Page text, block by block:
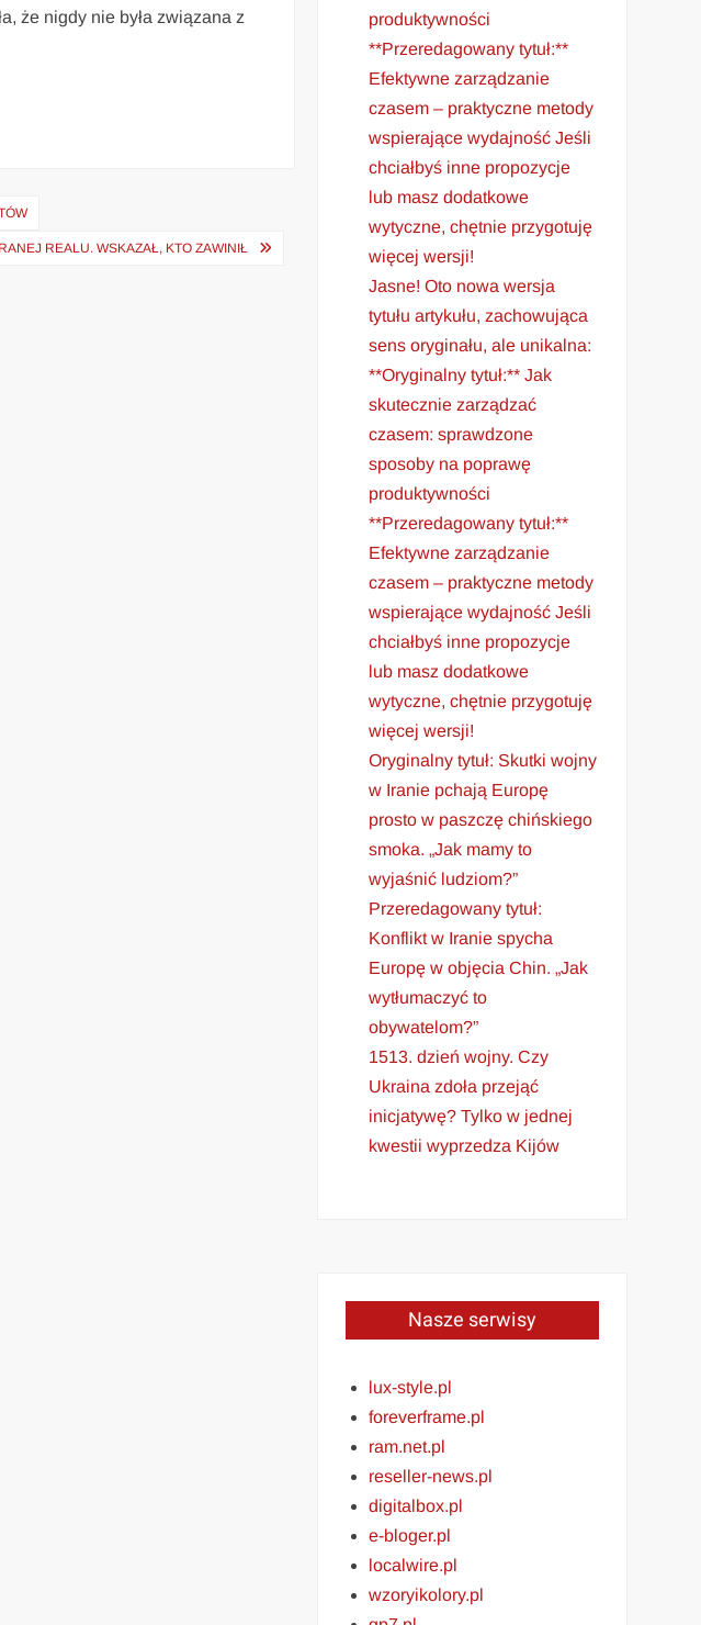
że nigdy nie była związana z
REALU. WSKAZAŁ, KTO ZAWINIŁ
produktywności
**Przeredagowany tytuł:**
Efektywne zarządzanie
czasem – praktyczne metody
wspierające wydajność Jeśli
chciałbyś inne propozycje
lub masz dodatkowe
wytyczne, chętnie przygotuję
więcej wersji!
Jasne! Oto nowa wersja
tytułu artykułu, zachowująca
sens oryginału, ale unikalna:
**Oryginalny tytuł:** Jak
skutecznie zarządzać
czasem: sprawdzone
sposoby na poprawę
produktywności
**Przeredagowany tytuł:**
Efektywne zarządzanie
czasem – praktyczne metody
wspierające wydajność Jeśli
chciałbyś inne propozycje
lub masz dodatkowe
wytyczne, chętnie przygotuję
więcej wersji!
Oryginalny tytuł: Skutki wojny
w Iranie pchają Europę
prosto w paszczę chińskiego
smoka. „Jak mamy to
wyjaśnić ludziom?”
Przeredagowany tytuł:
Konflikt w Iranie spycha
Europę w objęcia Chin. „Jak
wytłumaczyć to
obywatelom?”
1513. dzień wojny. Czy
Ukraina zdoła przejąć
inicjatywę? Tylko w jednej
kwestii wyprzedza Kijów
Nasze serwisy
lux-style.pl
foreverframe.pl
ram.net.pl
reseller-news.pl
digitalbox.pl
e-bloger.pl
localwire.pl
wzoryikolory.pl